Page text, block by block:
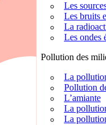
Les
Les bruits
La
Les ondes
Pollution des
La
Pollution
L’amiante
La
La